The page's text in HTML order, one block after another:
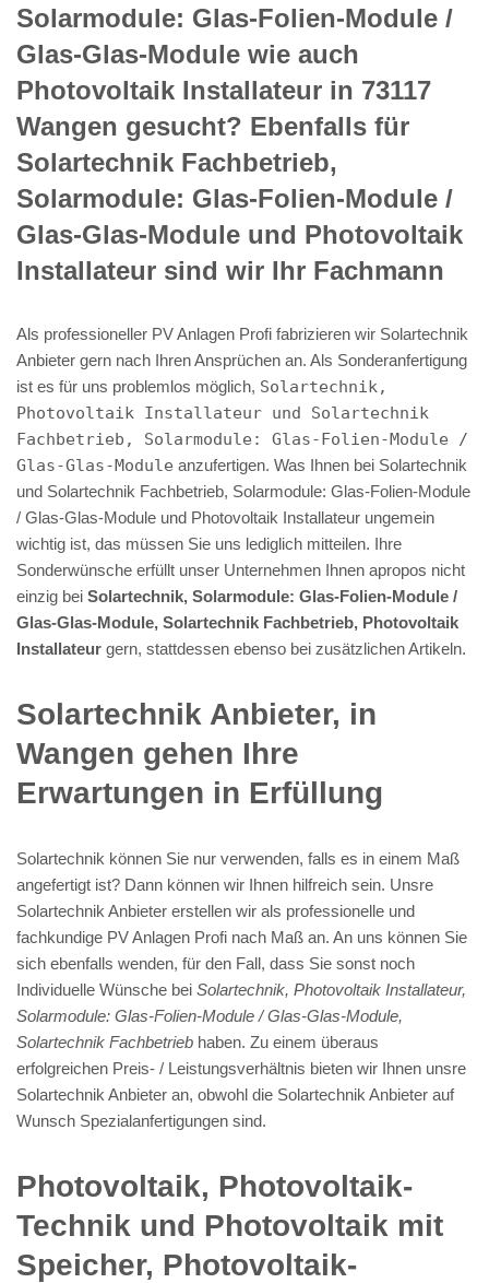
Solarmodule: Glas-Folien-Module /
Glas-Glas-Module wie auch
Photovoltaik Installateur in 73117
Wangen gesucht? Ebenfalls für
Solartechnik Fachbetrieb,
Solarmodule: Glas-Folien-Module /
Glas-Glas-Module und Photovoltaik
Installateur sind wir Ihr Fachmann
Als professioneller PV Anlagen Profi fabrizieren wir Solartechnik
Anbieter gern nach Ihren Ansprüchen an. Als Sonderanfertigung
ist es für uns problemlos möglich, Solartechnik,
Photovoltaik Installateur und Solartechnik
Fachbetrieb, Solarmodule: Glas-Folien-Module /
Glas-Glas-Module anzufertigen. Was Ihnen bei Solartechnik
und Solartechnik Fachbetrieb, Solarmodule: Glas-Folien-Module
/ Glas-Glas-Module und Photovoltaik Installateur ungemein
wichtig ist, das müssen Sie uns lediglich mitteilen. Ihre
Sonderwünsche erfüllt unser Unternehmen Ihnen apropos nicht
einzig bei Solartechnik, Solarmodule: Glas-Folien-Module /
Glas-Glas-Module, Solartechnik Fachbetrieb, Photovoltaik
Installateur gern, stattdessen ebenso bei zusätzlichen Artikeln.
Solartechnik Anbieter, in
Wangen gehen Ihre
Erwartungen in Erfüllung
Solartechnik können Sie nur verwenden, falls es in einem Maß
angefertigt ist? Dann können wir Ihnen hilfreich sein. Unsre
Solartechnik Anbieter erstellen wir als professionelle und
fachkundige PV Anlagen Profi nach Maß an. An uns können Sie
sich ebenfalls wenden, für den Fall, dass Sie sonst noch
Individuelle Wünsche bei Solartechnik, Photovoltaik Installateur,
Solarmodule: Glas-Folien-Module / Glas-Glas-Module,
Solartechnik Fachbetrieb haben. Zu einem überaus
erfolgreichen Preis- / Leistungsverhältnis bieten wir Ihnen unsre
Solartechnik Anbieter an, obwohl die Solartechnik Anbieter auf
Wunsch Spezialanfertigungen sind.
Photovoltaik, Photovoltaik-
Technik und Photovoltaik mit
Speicher, Photovoltaik-